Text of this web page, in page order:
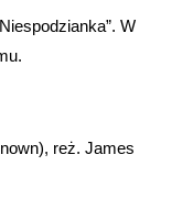
W
reż. James